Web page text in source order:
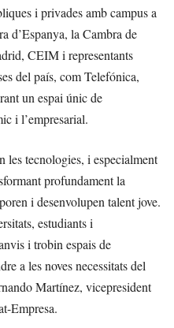
i privades amb campus a
d’Espanya, la Cambra de
CEIM i representants
del país, com Telefónica,
un espai únic de
i l’empresarial.
les tecnologies, i especialment
profundament la
i desenvolupen talent jove.
estudiants i
i trobin espais de
a les noves necessitats del
Martínez, vicepresident
Empresa.